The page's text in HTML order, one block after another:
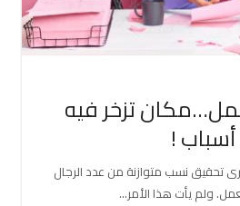
تزخر فيه
تحقيق نسب متوازنة من عدد الرجال
ولم يأت هذا الأمر…